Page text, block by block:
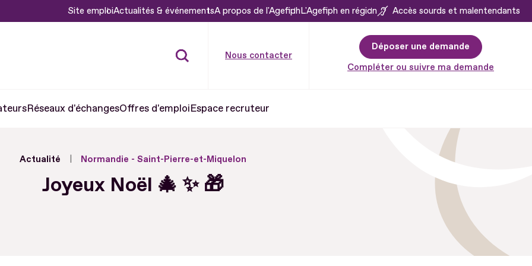
Site emploiActualités & événementsA propos de l'AgefiphL'Agefiph en région Accès sourds et malentendants
Nous contacter
Déposer une demande
Compléter ou suivre ma demande
Réseaux d'échangesOffres d'emploiEspace recruteur
Actualité Normandie - Saint-Pierre-et-Miquelon
Joyeux Noël 🎄 ✨ 🎁